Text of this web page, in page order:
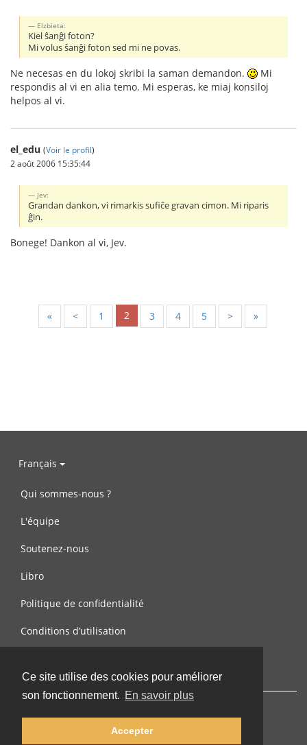
Ce site utilise des cookies pour améliorer
son fonctionnement. En savoir plus
Accepter
Elzbieta:
Kiel ŝanĝi foton?
Mi volus ŝanĝi foton sed mi ne povas.
Ne necesas en du lokoj skribi la saman demandon.
Mi
respondis al vi en alia temo. Mi esperas, ke miaj konsiloj
helpos al vi.
el_edu (Voir le profil)
2 août 2006 15:35:44
Jev:
Grandan dankon, vi rimarkis sufiĉe gravan cimon. Mi riparis
ĝin.
Bonege! Dankon al vi, Jev.
« < 1 2 3 4 5 > »
Français
Qui sommes-nous ?
L'équipe
Soutenez-nous
Libro
Politique de confidentialité
Conditions d’utilisation